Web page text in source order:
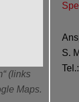
(links
Maps.
S.